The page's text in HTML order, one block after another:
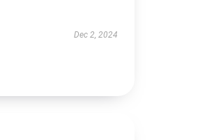
Dec 2, 2024